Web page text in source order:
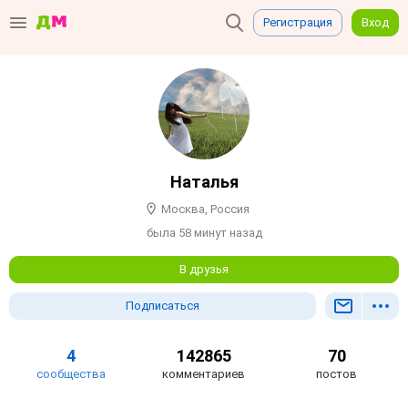
Регистрация Вход
Наталья
Москва, Россия
была 58 минут назад
В друзья
Подписаться
4
сообщества
142865
комментариев
70
постов